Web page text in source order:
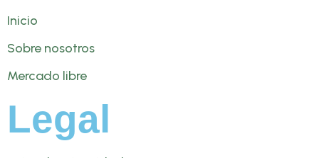
Inicio
Sobre nosotros
Mercado libre
Legal